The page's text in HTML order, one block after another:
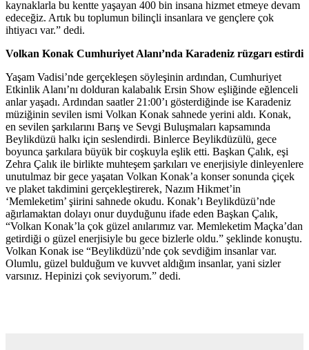
kaynaklarla bu kentte yaşayan 400 bin insana hizmet etmeye devam
edeceğiz. Artık bu toplumun bilinçli insanlara ve gençlere çok
ihtiyacı var.” dedi.
Volkan Konak Cumhuriyet Alanı’nda Karadeniz rüzgarı estirdi
Yaşam Vadisi’nde gerçekleşen söyleşinin ardından, Cumhuriyet
Etkinlik Alanı’nı dolduran kalabalık Ersin Show eşliğinde eğlenceli
anlar yaşadı. Ardından saatler 21:00’ı gösterdiğinde ise Karadeniz
müziğinin sevilen ismi Volkan Konak sahnede yerini aldı. Konak,
en sevilen şarkılarını Barış ve Sevgi Buluşmaları kapsamında
Beylikdüzü halkı için seslendirdi. Binlerce Beylikdüzülü, gece
boyunca şarkılara büyük bir coşkuyla eşlik etti. Başkan Çalık, eşi
Zehra Çalık ile birlikte muhteşem şarkıları ve enerjisiyle dinleyenlere
unutulmaz bir gece yaşatan Volkan Konak’a konser sonunda çiçek
ve plaket takdimini gerçekleştirerek, Nazım Hikmet’in
‘Memleketim’ şiirini sahnede okudu. Konak’ı Beylikdüzü’nde
ağırlamaktan dolayı onur duyduğunu ifade eden Başkan Çalık,
“Volkan Konak’la çok güzel anılarımız var. Memleketim Maçka’dan
getirdiği o güzel enerjisiyle bu gece bizlerle oldu.” şeklinde konuştu.
Volkan Konak ise “Beylikdüzü’nde çok sevdiğim insanlar var.
Olumlu, güzel bulduğum ve kuvvet aldığım insanlar, yani sizler
varsınız. Hepinizi çok seviyorum.” dedi.